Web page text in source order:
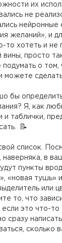
их
не
нейронные
желаний», и
то хотеть и не
вины, просто
о том,
можете
бы
Я, как
и таблички,
список.
наверняка, в
пункты
«новая тушь» и
или
то, что
это что-то
сразу написать
сколько